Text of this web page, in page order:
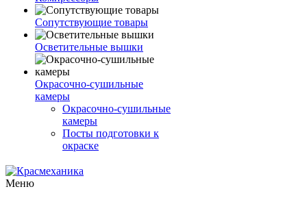
Сопутствующие товары
Осветительные вышки
Окрасочно-сушильные
камеры
Окрасочно-сушильные
камеры
Посты подготовки к
окраске
Меню